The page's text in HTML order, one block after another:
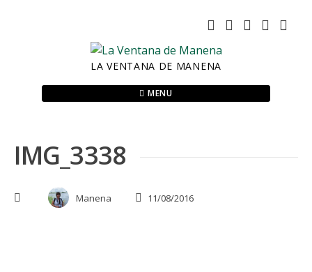
LA VENTANA DE MANENA
MENU
IMG_3338
Manena 11/08/2016